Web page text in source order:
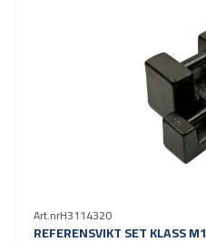
Art.nrH3114320
REFERENSVIKT SET KLASS M1